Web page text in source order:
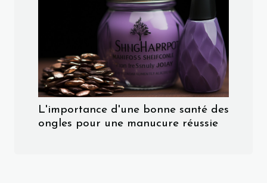
L'importance d'une bonne santé des
ongles pour une manucure réussie